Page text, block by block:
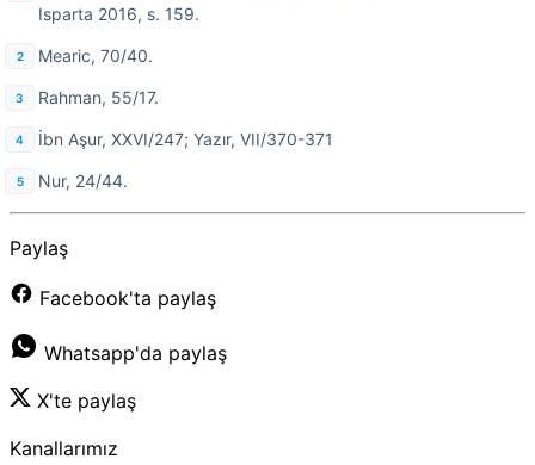
Isparta 2016, s. 159.
Mearic, 70/40.
Rahman, 55/17.
İbn Aşur, XXVI/247; Yazır, VII/370-371
Nur, 24/44.
Paylaş
Facebook'ta paylaş
Whatsapp'da paylaş
X'te paylaş
Kanallarımız